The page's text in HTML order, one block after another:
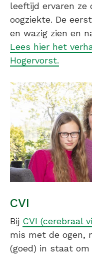
leeftijd ervaren ze
oogziekte. De
en wazig zien en
Lees hier het
Hogervorst.
CVI
Bij CVI (cerebraal
mis met de ogen,
(goed) in staat